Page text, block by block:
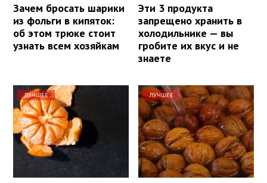
Зачем бросать шарики
из фольги в кипяток:
об этом трюке стоит
узнать всем хозяйкам
Эти 3 продукта
запрещено хранить в
холодильнике — вы
гробите их вкус и не
знаете
ЛУЧШЕЕ ЛУЧШЕЕ